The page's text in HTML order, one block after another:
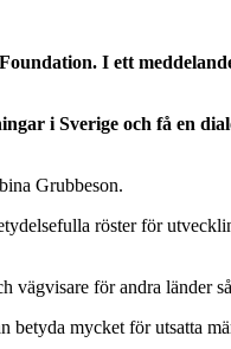
I ett
i Sverige och få en
Grubbeson.
röster för
vägvisare för andra länder
betyda mycket för utsatta